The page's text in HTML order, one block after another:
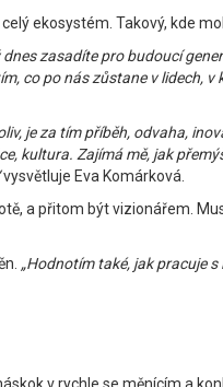
ekosystém. Takový, kde
zasadíte pro budoucí
co po nás zůstane v lidech,
je za tím příběh, odvaha,
kultura. Zajímá mě, jak
vysvětluje Eva Komárková.
a přitom být vizionářem.
„Hodnotím také, jak pracuje
v rychle se měnícím a